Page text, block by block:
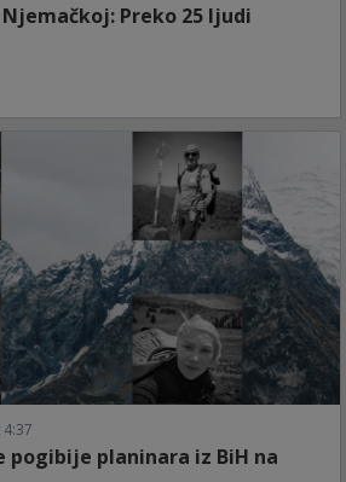
Preko 25 ljudi
pogibije planinara iz BiH na